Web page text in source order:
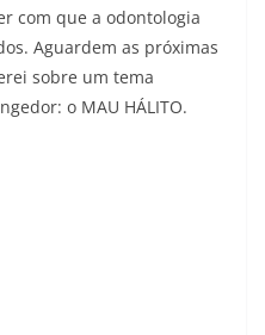
com que a odontologia
Aguardem as próximas
sobre um tema
o MAU HÁLITO.